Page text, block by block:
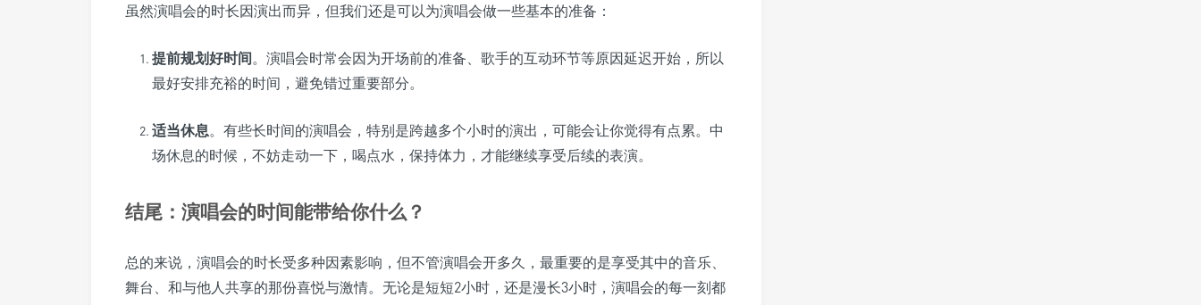
虽然演唱会的时长因演出而异，但我们还是可以为演唱会做一些基本的准备：
提前规划好时间。演唱会时常会因为开场前的准备、歌手的互动环节等原因延迟开始，所以
最好安排充裕的时间，避免错过重要部分。
适当休息。有些长时间的演唱会，特别是跨越多个小时的演出，可能会让你觉得有点累。中
场休息的时候，不妨走动一下，喝点水，保持体力，才能继续享受后续的表演。
结尾：演唱会的时间能带给你什么？
总的来说，演唱会的时长受多种因素影响，但不管演唱会开多久，最重要的是享受其中的音乐、
舞台、和与他人共享的那份喜悦与激情。无论是短短2小时，还是漫长3小时，演唱会的每一刻都